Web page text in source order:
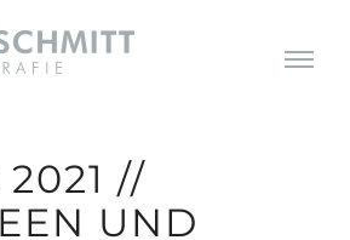
//
UND